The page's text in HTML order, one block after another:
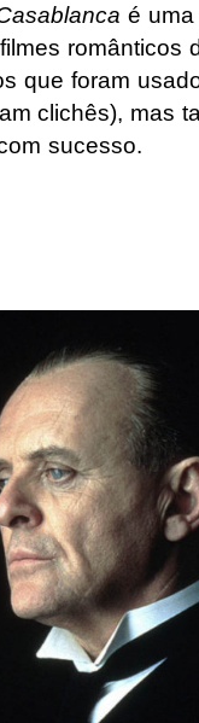
é uma
românticos
que foram
clichês), mas
sucesso.